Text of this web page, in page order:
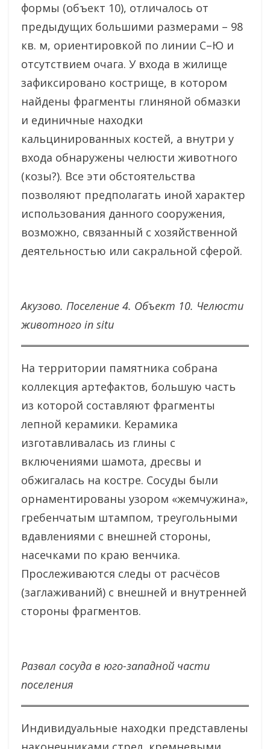
формы (объект 10), отличалось от
предыдущих большими размерами – 98
кв. м, ориентировкой по линии С–Ю и
отсутствием очага. У входа в жилище
зафиксировано кострище, в котором
найдены фрагменты глиняной обмазки
и единичные находки
кальцинированных костей, а внутри у
входа обнаружены челюсти животного
(козы?). Все эти обстоятельства
позволяют предполагать иной характер
использования данного сооружения,
возможно, связанный с хозяйственной
деятельностью или сакральной сферой.
Акузово. Поселение 4. Объект 10. Челюсти
животного in situ
На территории памятника собрана
коллекция артефактов, большую часть
из которой составляют фрагменты
лепной керамики. Керамика
изготавливалась из глины с
включениями шамота, дресвы и
обжигалась на костре. Сосуды были
орнаментированы узором «жемчужина»,
гребенчатым штампом, треугольными
вдавлениями с внешней стороны,
насечками по краю венчика.
Прослеживаются следы от расчёсов
(заглаживаний) с внешней и внутренней
стороны фрагментов.
Развал сосуда в юго-западной части
поселения
Индивидуальные находки представлены